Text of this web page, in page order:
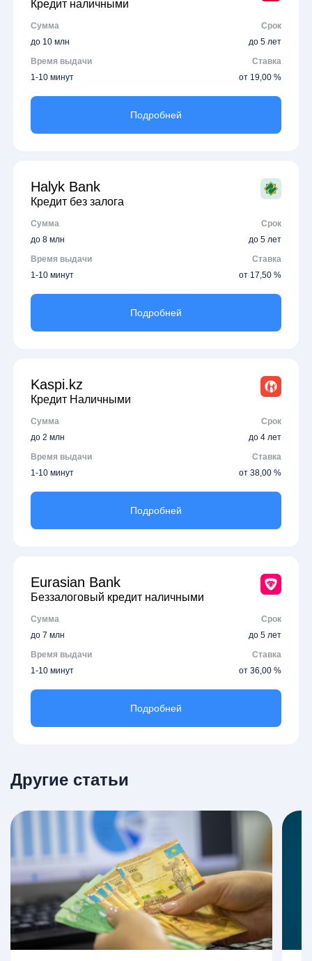
Кредит наличными
Сумма
Срок
до 10 млн
до 5 лет
Время выдачи
Ставка
1-10 минут
от 19,00 %
Подробней
Halyk Bank
Кредит без залога
Сумма
Срок
до 8 млн
до 5 лет
Время выдачи
Ставка
1-10 минут
от 17,50 %
Подробней
Kaspi.kz
Кредит Наличными
Сумма
Срок
до 2 млн
до 4 лет
Время выдачи
Ставка
1-10 минут
от 38,00 %
Подробней
Eurasian Bank
Беззалоговый кредит наличными
Сумма
Срок
до 7 млн
до 5 лет
Время выдачи
Ставка
1-10 минут
от 36,00 %
Подробней
Другие статьи